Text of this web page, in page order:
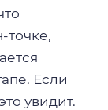
точке,
Если
увидит.